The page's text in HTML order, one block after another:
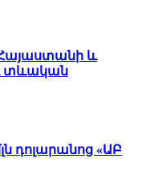
և
տևական
դոլարանոց «ԱԲ